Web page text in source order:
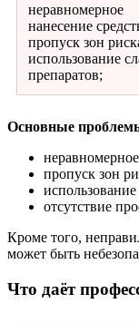
неравномерное
нанесение
пропуск зон
использование
препаратов;
Основные
пропуск зон
отсутствие
Кроме того,
может быть
Что даёт